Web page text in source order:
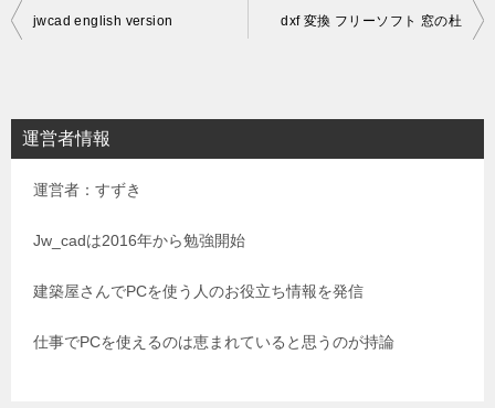
投
ビ
ゲ
jwcad english version dxf 変換 フリーソフト 窓の杜
運営者情報
運営者：すずき
Jw_cadは2016年から勉強開始
建築屋さんでPCを使う人のお役立ち情報を発信
仕事でPCを使えるのは恵まれていると思うのが持論